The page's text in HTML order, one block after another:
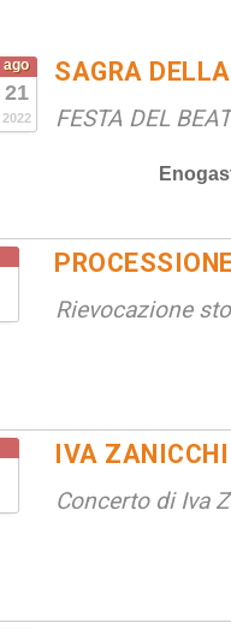
ago
21
2022
SAGRA
FESTA DEL
Rievocazione
IVA ZANICCHI
Concerto di Iva